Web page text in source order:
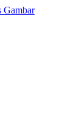
Gambar